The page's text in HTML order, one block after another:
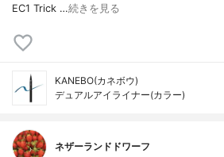
EC1 Trick …続きを見る
KANEBO(カネボウ)
デュアルアイライナー(カラー)
ネザーランドドワーフ